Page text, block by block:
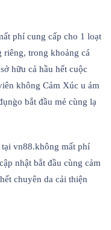
phí cung cấp cho 1 loạt
riêng, trong khoảng cá
hữu cả hầu hết cuộc
không Cảm Xúc u ám
bắt đầu mẻ cùng lạ
vn88.không mất phí
nhật bắt đầu cùng cảm
chuyên da cải thiện